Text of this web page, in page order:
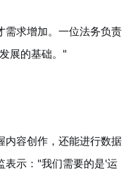
需求增加。一位法务负责
展的基础。"
内容创作，还能进行数据
表示："我们需要的是'运